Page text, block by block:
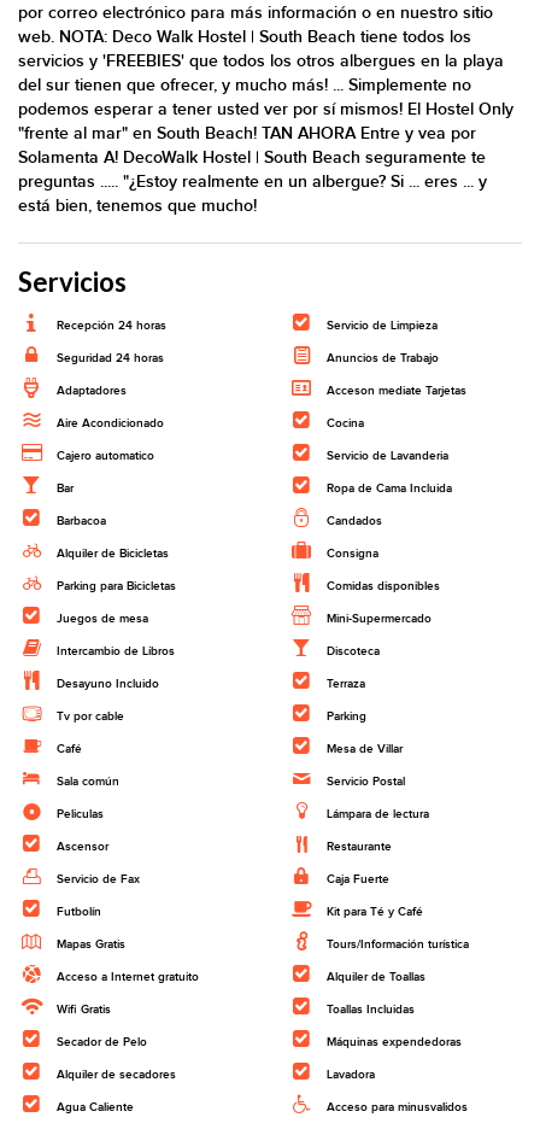
por correo electrónico para más información o en nuestro sitio
web. NOTA: Deco Walk Hostel | South Beach tiene todos los
servicios y 'FREEBIES' que todos los otros albergues en la playa
del sur tienen que ofrecer, y mucho más! ... Simplemente no
podemos esperar a tener usted ver por sí mismos! El Hostel Only
"frente al mar" en South Beach! TAN AHORA Entre y vea por
Solamenta A! DecoWalk Hostel | South Beach seguramente te
preguntas ..... "¿Estoy realmente en un albergue? Si ... eres ... y
está bien, tenemos que mucho!
Servicios
Recepción 24 horas
Seguridad 24 horas
Adaptadores
Aire Acondicionado
Cajero automatico
Bar
Barbacoa
Alquiler de Bicicletas
Parking para Bicicletas
Juegos de mesa
Intercambio de Libros
Desayuno Incluido
Tv por cable
Café
Sala común
Peliculas
Ascensor
Servicio de Fax
Futbolín
Mapas Gratis
Acceso a Internet gratuito
Wifi Gratis
Secador de Pelo
Alquiler de secadores
Agua Caliente
Servicio de Limpieza
Anuncios de Trabajo
Acceson mediate Tarjetas
Cocina
Servicio de Lavanderia
Ropa de Cama Incluida
Candados
Consigna
Comidas disponibles
Mini-Supermercado
Discoteca
Terraza
Parking
Mesa de Villar
Servicio Postal
Lámpara de lectura
Restaurante
Caja Fuerte
Kit para Té y Café
Tours/Información turística
Alquiler de Toallas
Toallas Incluidas
Máquinas expendedoras
Lavadora
Acceso para minusvalidos